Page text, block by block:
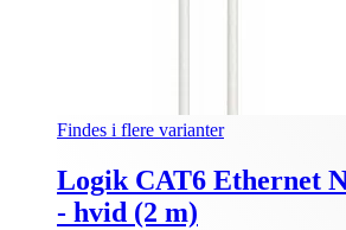
Findes i flere varianter
Logik CAT6 Ethernet
- hvid (2 m)